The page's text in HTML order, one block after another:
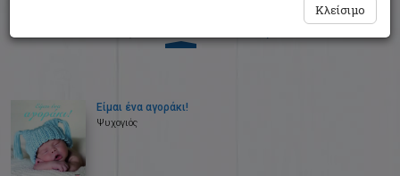
Είμαι ένα αγοράκι!
Ψυχογιός
Κλείσιμο